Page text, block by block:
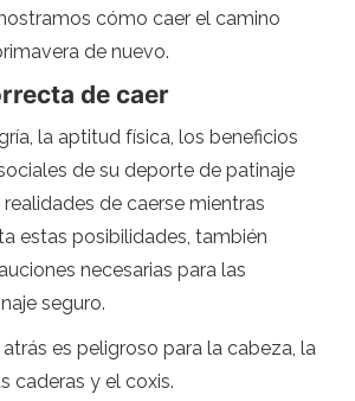
cómo caer el camino
de nuevo.
de caer
la aptitud física, los beneficios
de su deporte de patinaje
de caerse mientras
estas posibilidades, también
necesarias para las
seguro.
atrás es peligroso para la cabeza, la
caderas y el coxis.